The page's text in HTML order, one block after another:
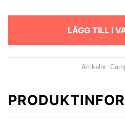
LÄGG TILL I
Artikelnr: